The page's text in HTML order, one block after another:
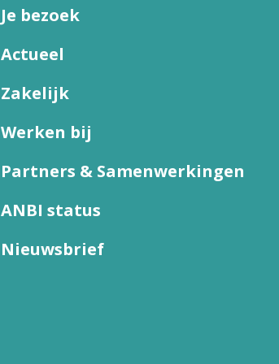
Je bezoek
Actueel
Zakelijk
Werken bij
Partners & Samenwerkingen
ANBI status
Nieuwsbrief